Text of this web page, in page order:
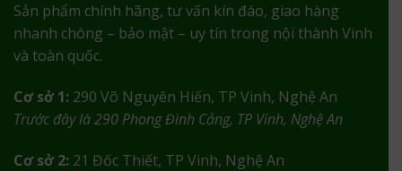
Sản phẩm chính hãng, tư vấn kín đáo, giao hàng
nhanh chóng – bảo mật – uy tín trong nội thành Vinh
và toàn quốc.
Cơ sở 1: 290 Võ Nguyên Hiến, TP Vinh, Nghệ An
Trước đây là 290 Phong Đình Cảng, TP Vinh, Nghệ An
Cơ sở 2: 21 Đốc Thiết, TP Vinh, Nghệ An